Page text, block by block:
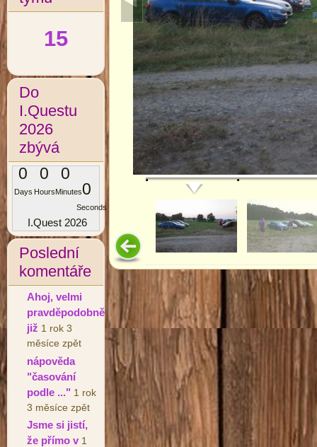
15
Do
I.Questu
2026
zbývá
0
Days
0
Hours
0
Minutes0
Seconds
I.Quest 2026
Poslední
komentáře
Ahoj, velmi
pravděpodobně
již 1 rok 3
měsíce zpět
nápověda
"časování
podle ..." 1 rok
3 měsíce zpět
Jsme si jistí,
že přímo v 1